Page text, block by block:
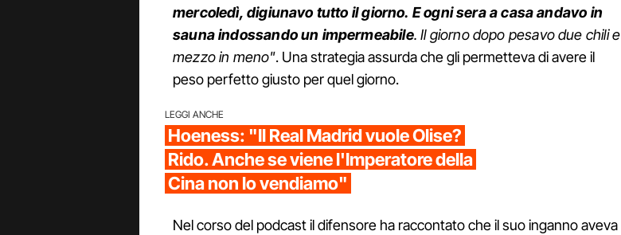
mercoledì, digiunavo tutto il giorno. E ogni sera a casa andavo in
sauna indossando un impermeabile. Il giorno dopo pesavo due chili e
mezzo in meno". Una strategia assurda che gli permetteva di avere il
peso perfetto giusto per quel giorno.
LEGGI ANCHE
Hoeness: "Il Real Madrid vuole Olise?
Rido. Anche se viene l'Imperatore della
Cina non lo vendiamo"
Nel corso del podcast il difensore ha raccontato che il suo inganno aveva